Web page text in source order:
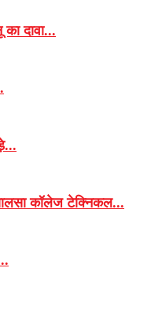
दावा...
कॉलेज टेक्निकल...